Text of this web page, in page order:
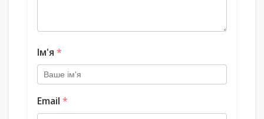
Ім'я *
Email *